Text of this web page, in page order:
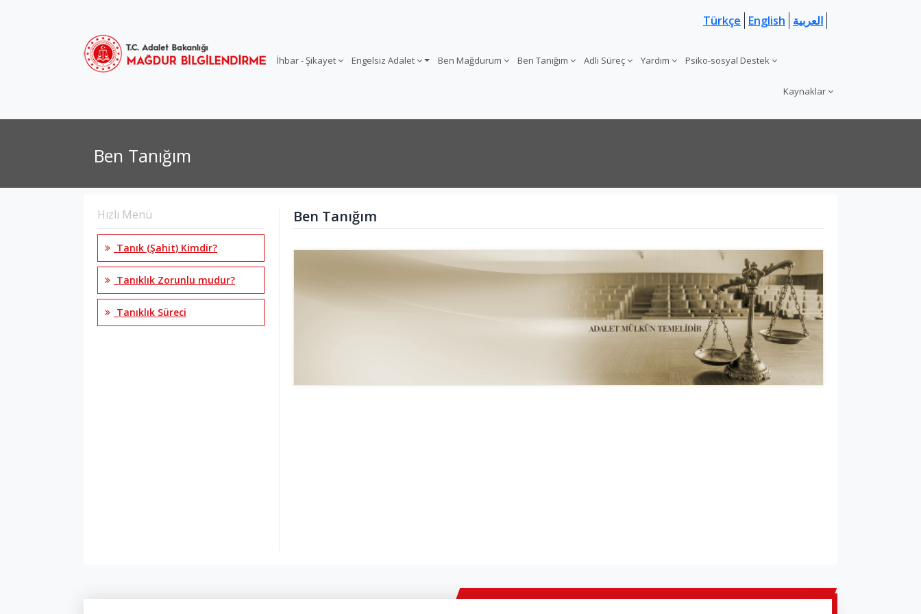
Türkçe English العربية
İhbar - Şikayet Engelsiz Adalet Ben Mağdurum Ben Tanığım Adli Süreç Yardım Psiko-sosyal Destek
Kaynaklar
Ben Tanığım
Hızlı Menü
Tanık (Şahit) Kimdir?
Tanıklık Zorunlu mudur?
Tanıklık Süreci
Ben Tanığım